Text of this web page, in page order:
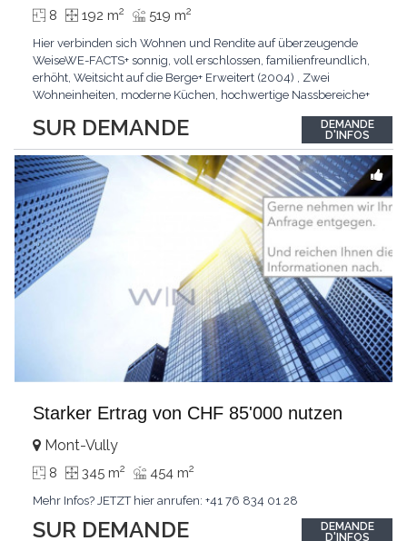
SUR DEMANDE
8 192 m2 519 m2
Hier verbinden sich Wohnen und Rendite auf überzeugende
WeiseWE-FACTS+ sonnig, voll erschlossen, familienfreundlich,
erhöht, Weitsicht auf die Berge+ Erweitert (2004) , Zwei
Wohneinheiten, moderne Küchen, hochwertige Nassbereiche+
AussenparkplätzePasst für:Familien, Unternehmer, Paare,
SingleKLARTEXT: Zwei Wohneinheiten im neuwertigen
Zustand...
DEMANDE
D'INFOS
Starker Ertrag von CHF 85'000 nutzen
SUR DEMANDE
Mont-Vully
8 345 m2 454 m2
Mehr Infos? JETZT hier anrufen: +41 76 834 01 28
DEMANDE
D'INFOS